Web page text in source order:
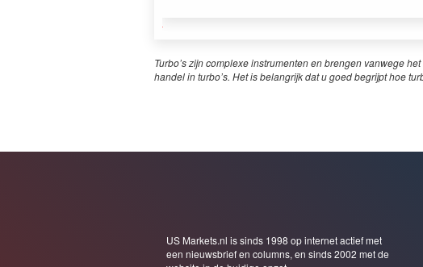
Turbo’s zijn complexe instrumenten en brengen vanwege
handel in turbo’s. Het is belangrijk dat u goed begrijpt hoe
US Markets.nl is sinds 1998 op internet actief met
een nieuwsbrief en columns, en sinds 2002 met de